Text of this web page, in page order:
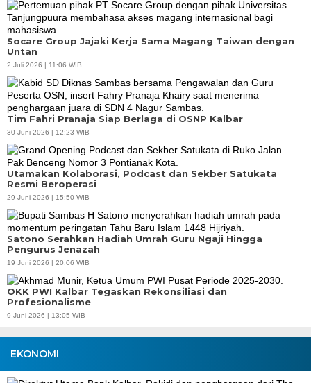
Socare Group Jajaki Kerja Sama Magang Taiwan dengan
Untan
2 Juli 2026 | 11:06 WIB
Tim Fahri Pranaja Siap Berlaga di OSNP Kalbar
30 Juni 2026 | 12:23 WIB
Utamakan Kolaborasi, Podcast dan Sekber Satukata
Resmi Beroperasi
29 Juni 2026 | 15:50 WIB
Satono Serahkan Hadiah Umrah Guru Ngaji Hingga
Pengurus Jenazah
19 Juni 2026 | 20:06 WIB
OKK PWI Kalbar Tegaskan Rekonsiliasi dan
Profesionalisme
9 Juni 2026 | 13:05 WIB
EKONOMI